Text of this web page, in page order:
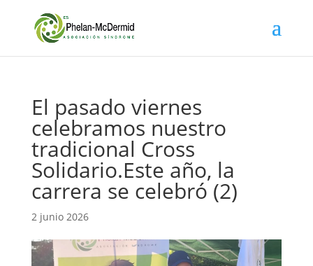
El pasado viernes
celebramos nuestro
tradicional Cross
Solidario.Este año, la
carrera se celebró (2)
2 junio 2026